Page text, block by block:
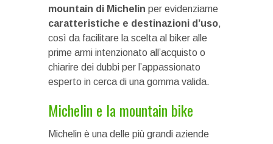
mountain di Michelin per evidenziarne
caratteristiche e destinazioni d’uso,
così da facilitare la scelta al biker alle
prime armi intenzionato all’acquisto o
chiarire dei dubbi per l’appassionato
esperto in cerca di una gomma valida.
Michelin e la mountain bike
Michelin è una delle più grandi aziende